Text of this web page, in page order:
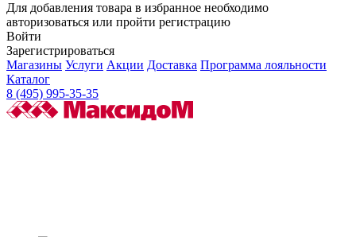
Для добавления товара в избранное необходимо
авторизоваться или пройти регистрацию
Войти
Зарегистрироваться
Магазины Услуги Акции Доставка Программа лояльности
Каталог
8 (495) 995-35-35